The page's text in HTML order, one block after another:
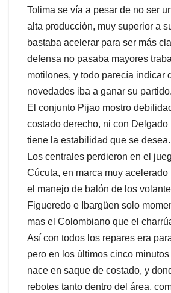
Tolima se vía a pesar de no ser
alta producción, muy superior a
bastaba acelerar para ser más
defensa no pasaba mayores
motilones, y todo parecía indicar
novedades iba a ganar su partido.
El conjunto Pijao mostro
costado derecho, ni con Delgado
tiene la estabilidad que se desea.
Los centrales perdieron en el
Cúcuta, en marca muy
el manejo de balón de los
Figueredo e Ibargüen solo
mas el Colombiano que el
Así con todos los repares era
pero en los últimos cinco
nace en saque de costado, y
rebotes tanto dentro del área,